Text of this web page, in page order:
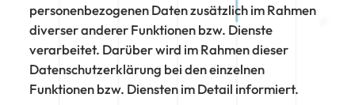
personenbezogenen Daten zusätzlich im Rahmen
diverser anderer Funktionen bzw. Dienste
verarbeitet. Darüber wird im Rahmen dieser
Datenschutzerklärung bei den einzelnen
Funktionen bzw. Diensten im Detail informiert.